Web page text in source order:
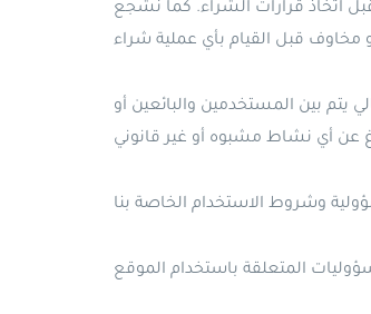
اتخاذ قرارات الشراء. كما نشجع
يتم بين المستخدمين والبائعين أو